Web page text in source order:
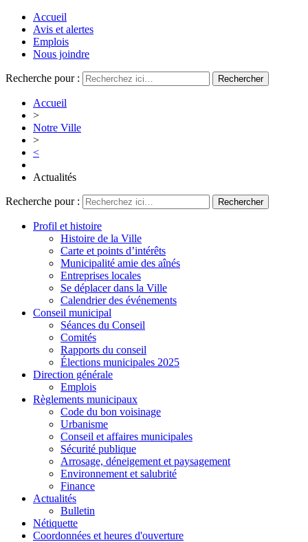
Accueil
Avis et alertes
Emplois
Nous joindre
Recherche pour :
Accueil
>
Notre Ville
>
<
Actualités
Recherche pour :
Profil et histoire
Histoire de la Ville
Carte et points d’intérêts
Municipalité amie des aînés
Entreprises locales
Se déplacer dans la Ville
Calendrier des événements
Conseil municipal
Séances du Conseil
Comités
Rapports du conseil
Élections municipales 2025
Direction générale
Emplois
Règlements municipaux
Code du bon voisinage
Urbanisme
Conseil et affaires municipales
Sécurité publique
Arrosage, déneigement et paysagement
Environnement et salubrité
Finance
Actualités
Bulletin
Nétiquette
Coordonnées et heures d'ouverture